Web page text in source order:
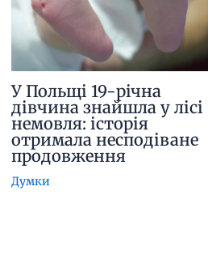
У Польщі 19-річна
дівчина знайшла у лісі
немовля: історія
отримала несподіване
продовження
Думки